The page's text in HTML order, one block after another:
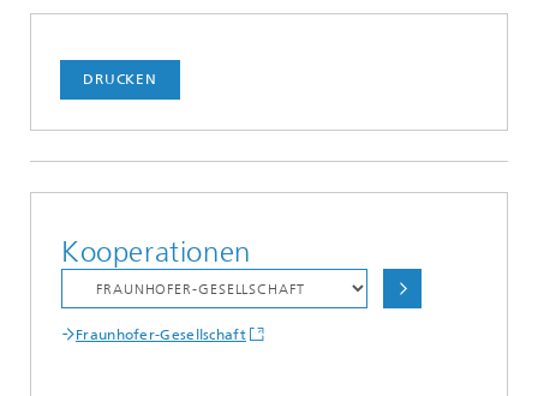
DRUCKEN
Kooperationen
Fraunhofer-Gesellschaft